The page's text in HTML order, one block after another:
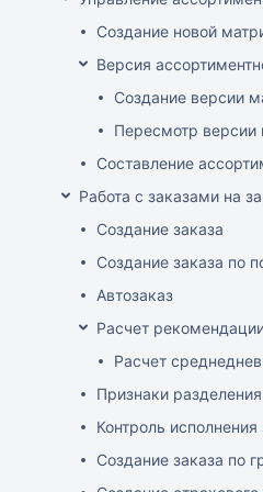
Создание новой
Версия
Создание версии
Пересмотр версии
Составление
Работа с заказами на
Создание заказа
Создание заказа по
Автозаказ
Расчет рекомендации
Расчет
Признаки разделения
Контроль
Создание заказа по